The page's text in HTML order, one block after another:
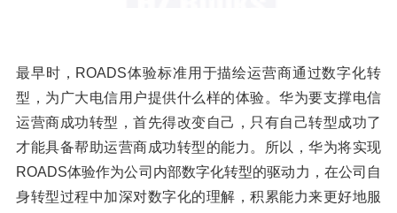
最早时，ROADS体验标准用于描绘运营商通过数字化转
型，为广大电信用户提供什么样的体验。华为要支撑电信
运营商成功转型，首先得改变自己，只有自己转型成功了
才能具备帮助运营商成功转型的能力。所以，华为将实现
ROADS体验作为公司内部数字化转型的驱动力，在公司自
身转型过程中加深对数字化的理解，积累能力来更好地服